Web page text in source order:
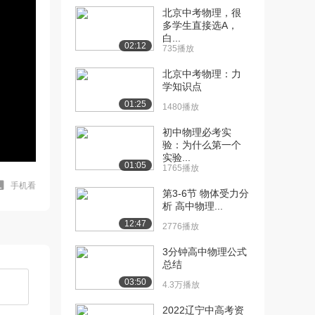
手机看
02:12
北京中考物理，很
多学生直接选A，
白...
735播放
01:25
北京中考物理：力
学知识点
1480播放
01:05
初中物理必考实
验：为什么第一个
实验...
1765播放
12:47
第3-6节 物体受力分
析 高中物理...
2776播放
03:50
3分钟高中物理公式
总结
4.3万播放
2022辽宁中高考资